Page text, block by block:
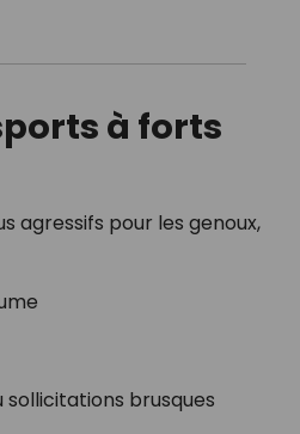
à forts
agressifs pour les genoux,
brusques